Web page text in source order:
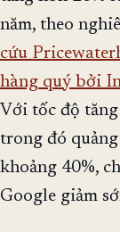
năm, theo
cứu
hàng quý bởi
Với tốc độ
trong đó
khoảng 40%,
Google giảm